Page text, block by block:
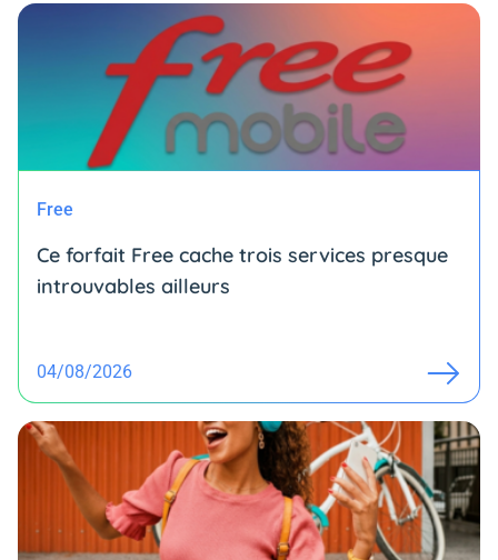
Free
Ce forfait Free cache trois services presque
introuvables ailleurs
04/08/2026